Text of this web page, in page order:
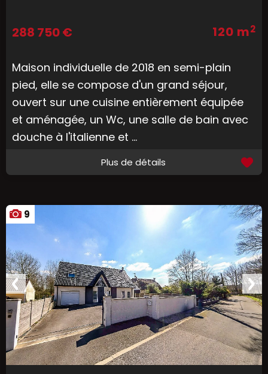
120 m2
288 750 €
Maison individuelle de 2018 en semi-plain
pied, elle se compose d'un grand séjour,
ouvert sur une cuisine entièrement équipée
et aménagée, un Wc, une salle de bain avec
douche à l'italienne et ...
Plus de détails
9